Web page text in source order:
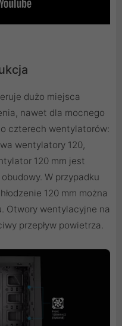
dużo miejsca
nawet dla mocnego
czterech wentylatorów:
wentylatory 120,
120 mm jest
W przypadku
120 mm można
Otwory wentylacyjne na
przepływ powietrza.